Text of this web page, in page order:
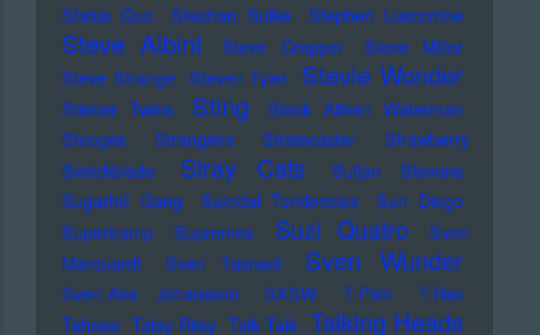
Status Quo
Stephan Sulke Stephen Luscombe
Steve Albini Steve Cropper
Steve Miller
Steve Strange Steven Tyler Stevie Wonder
Stieber Twins Sting
Stock Aitken Waterman
Stooges
Stranglers Stratocaster
Strawberry
Switchblade
Stray Cats
Sufjan Stevens
Sugarhill Gang
Suicidal Tendencies
Sun Diego
Supertramp
Supremes Suzi Quatro
Sven
Marquardt
Sven Tasnadi Sven Wunder
Sven-Ake Johansson SXSW T-Pain
T.Rex
Tahnee Talay Riley Talk Talk Talking Heads